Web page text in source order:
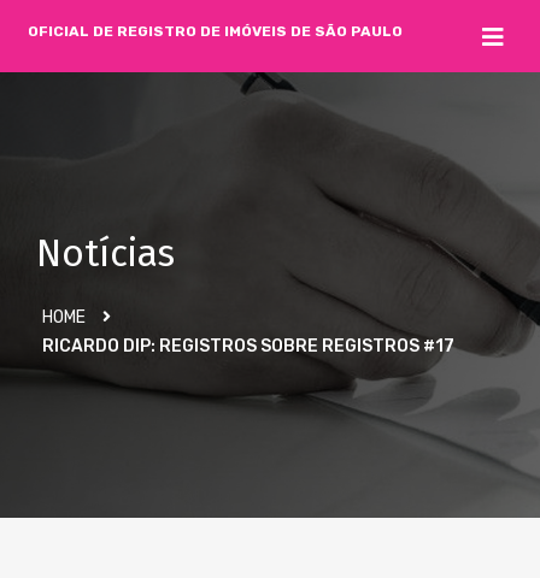
OFICIAL DE REGISTRO DE IMÓVEIS DE SÃO PAULO
Notícias
HOME
RICARDO DIP: REGISTROS SOBRE REGISTROS #17